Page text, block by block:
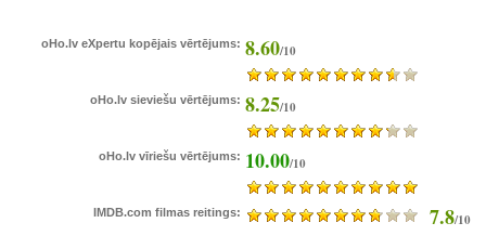
oHo.lv eXpertu kopējais vērtējums: 8.60/10
oHo.lv sieviešu vērtējums: 8.25/10
oHo.lv vīriešu vērtējums: 10.00/10
IMDB.com filmas reitings: 7.8/10